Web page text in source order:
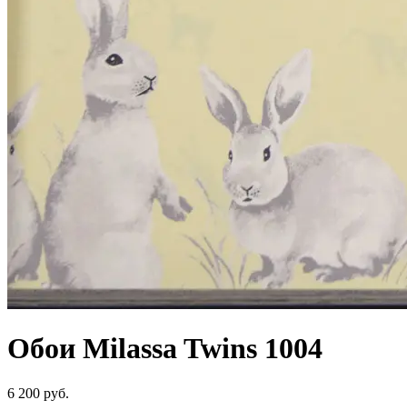
Обои Milassa Twins 1004
6 200 руб.